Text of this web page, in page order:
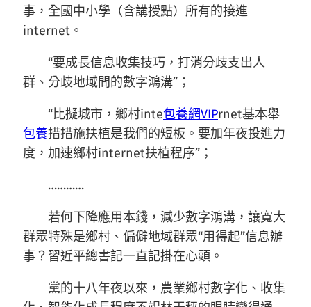
事，全國中小學（含講授點）所有的接進
internet。
“要成長信息收集技巧，打消分歧支出人
群、分歧地域間的數字鴻溝”；
“比擬城市，鄉村inte包養網VIPrnet基本舉
包養措措施扶植是我們的短板。要加年夜投進力
度，加速鄉村internet扶植程序”；
…………
若何下降應用本錢，減少數字鴻溝，讓寬大
群眾特殊是鄉村、偏僻地域群眾“用得起”信息辦
事？習近平總書記一直記掛在心頭。
黨的十八年夜以來，農業鄉村數字化、收集